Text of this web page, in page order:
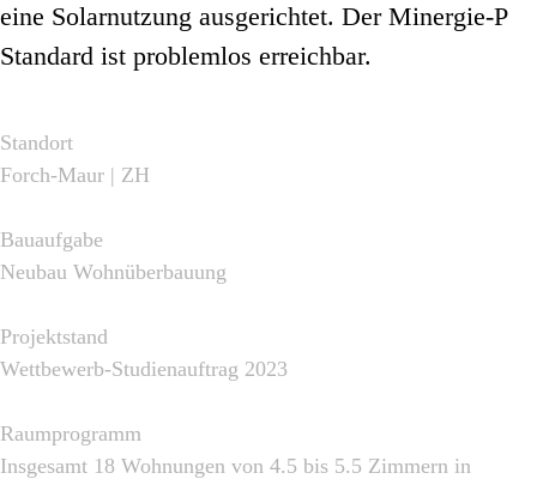
eine Solarnutzung ausgerichtet. Der Minergie-P
Standard ist problemlos erreichbar.
Standort
Forch-Maur | ZH
Bauaufgabe
Neubau Wohnüberbauung
Projektstand
Wettbewerb-Studienauftrag 2023
Raumprogramm
Insgesamt 18 Wohnungen von 4.5 bis 5.5 Zimmern in